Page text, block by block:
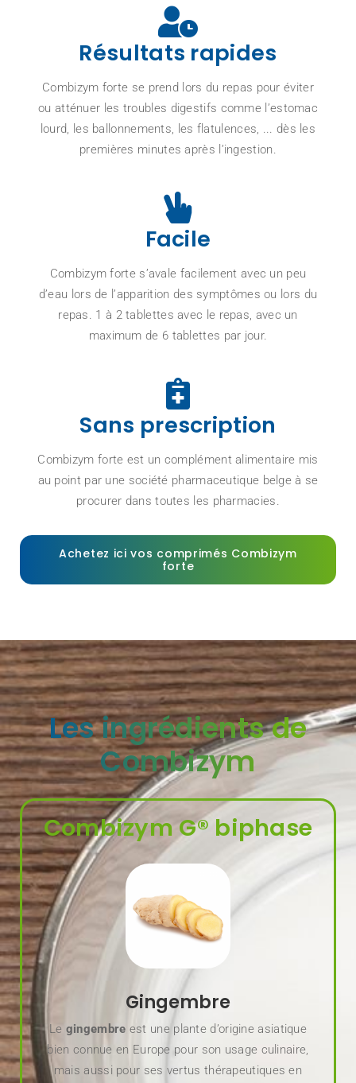
Résultats rapides
Combizym forte se prend lors du repas pour éviter
ou atténuer les troubles digestifs comme l’estomac
lourd, les ballonnements, les flatulences, ... dès les
premières minutes après l’ingestion.
Facile
Combizym forte s’avale facilement avec un peu
d’eau lors de l’apparition des symptômes ou lors du
repas. 1 à 2 tablettes avec le repas, avec un
maximum de 6 tablettes par jour.
Sans prescription
Combizym forte est un complément alimentaire mis
au point par une société pharmaceutique belge à se
procurer dans toutes les pharmacies.
Achetez ici vos comprimés Combizym
forte
Les ingrédients de
Combizym
Combizym G® biphase
Gingembre
Le gingembre est une plante d’origine asiatique
bien connue en Europe pour son usage culinaire,
mais aussi pour ses vertus thérapeutiques en